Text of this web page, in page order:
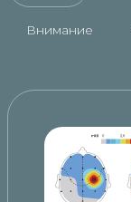
Внимание